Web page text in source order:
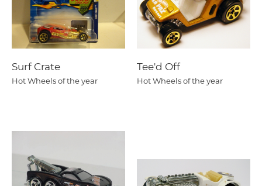
Surf Crate
Hot Wheels of the year
Tee'd Off
Hot Wheels of the year